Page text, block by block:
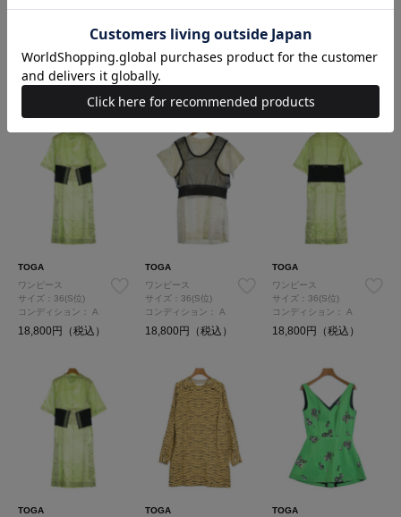
コンディション：A
16,500円（税込）
サイズ：XS
コンディション：A
16,500円（税込）
ワンピース
サイズ：36(S位)
18,800円（税込）
TOGA
ワンピース
サイズ：36(S位)
コンディション： A
18,800円（税込）
TOGA
ワンピース
サイズ：36(S位)
コンディション：
A
18,800円（税込）
TOGA
ワンピース
サイズ：36(S位)
コンディション：
A
18,800円（税込）
TOGA
TOGA
TOGA